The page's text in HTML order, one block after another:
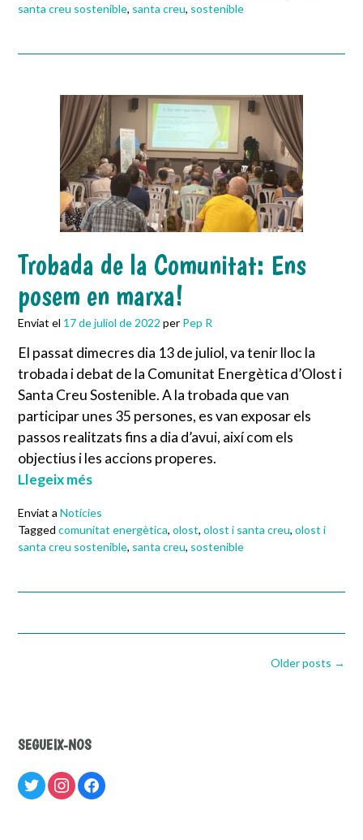
santa creu sostenible, santa creu, sostenible
Trobada de la Comunitat: Ens
posem en marxa!
Enviat el 17 de juliol de 2022 per Pep R
El passat dimecres dia 13 de juliol, va tenir lloc la
trobada i debat de la Comunitat Energètica d’Olost i
Santa Creu Sostenible. A la trobada que van
participar unes 35 persones, es van exposar els
passos realitzats fins a dia d’avui, així com els
objectius i les accions properes.
Llegeix més
Enviat a Notícies
Tagged comunitat energètica, olost, olost i santa creu, olost i
santa creu sostenible, santa creu, sostenible
Older posts →
SEGUEIX-NOS
twitterinstagram
facebook